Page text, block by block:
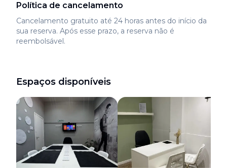
Política de cancelamento
Cancelamento gratuito até 24 horas antes do início da
sua reserva. Após esse prazo, a reserva não é
reembolsável.
Espaços disponíveis